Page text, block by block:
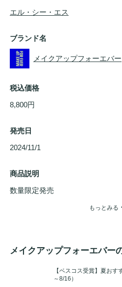
エル・シー・エス
ブランド名
メイクアップフォーエバー
税込価格
8,800円
発売日
2024/11/1
商品説明
数量限定発売
ダブルエンドスカルプティングブ
ハイライターブラシ スモール 140
プレシジョンブレンダーブラシ ラ
もっとみる
メイクアップフォーエバー
【ベスコス受賞】夏お
～8/16）